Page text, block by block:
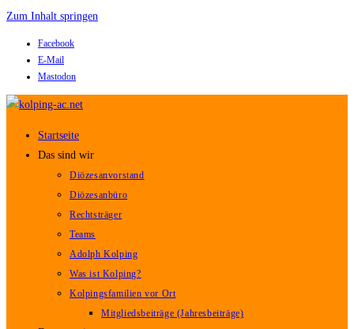
Zum Inhalt springen
Facebook
E-Mail
Mastodon
Startseite
Das sind wir
Diözesanvorstand
Diözesanbüro
Rechtsträger
Teams
Adolph Kolping
Was ist Kolping?
Kolpingsfamilien vor Ort
Mitgliedsbeiträge (Jahresbeiträge)